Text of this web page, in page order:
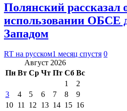
Полянский рассказал
использовании ОБСЕ
Западом
RT на русском1 месяц спустя 0
Август 2026
Пн Вт Ср Чт Пт Сб Вс
1
2
3
4 5 6 7 8
9
10 11 12 13 14 15 16